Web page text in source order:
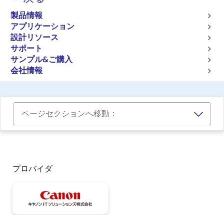
製品情報
アプリケーション
設計リソース
サポート
サンプル&ご購入
会社情報
ず
キヤノンITソリューション
ズ株式会社 AI検査プラット
フォーム Visual Insight
Station
ページセクションへ移動：
プロバイダ